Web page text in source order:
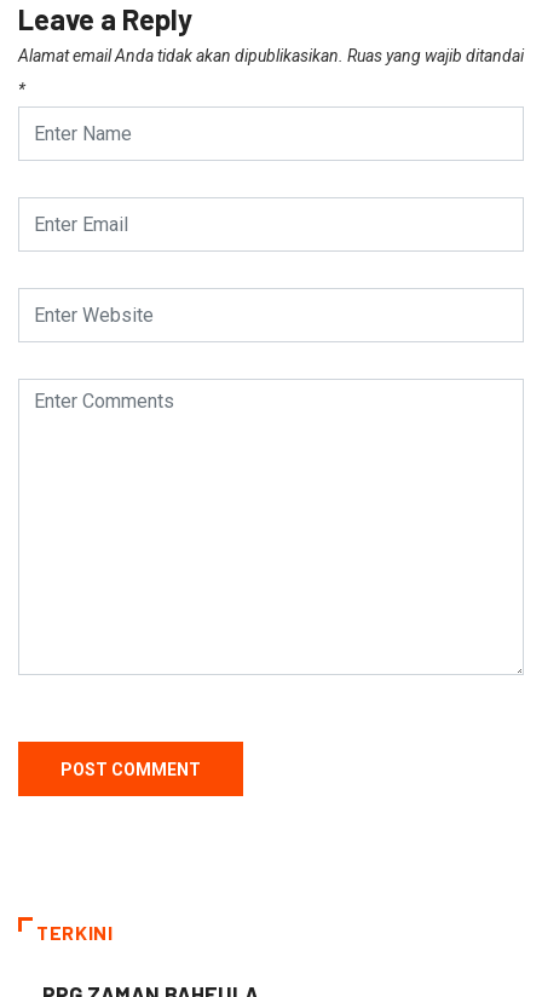
Leave a Reply
Alamat email Anda tidak akan dipublikasikan. Ruas yang wajib ditandai
*
TERKINI